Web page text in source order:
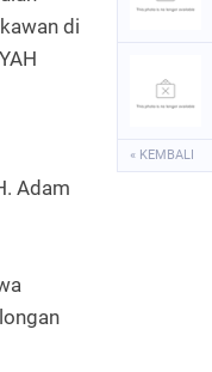
di
Adam
« KEMBALI